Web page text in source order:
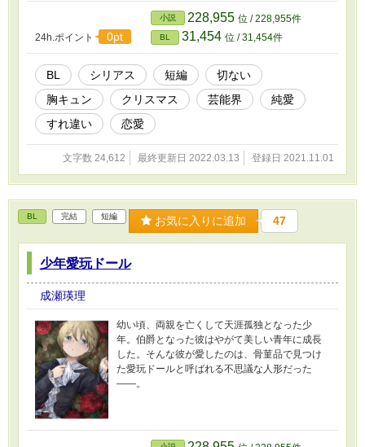
24h.ポイント 0pt
小説 228,955 位 / 228,955件
BL 31,454 位 / 31,454件
BL シリアス 短編
切ない
胸キュン
クリスマス 芸能界
純愛
すれ違い
恋愛
文字数 24,612 最終更新日 2022.03.13 登録日 2021.11.01
BL 完結 短編 お気に入りに追加 47
少年愛玩ドール
成瀬瑛理
幼い頃、両親を亡くして天涯孤独となった少
年。伯爵となった彼はやがて美しい青年に成長
した。そんな彼が愛したのは、骨菫品で見つけ
た愛玩ドールと呼ばれる不思議な人形だった
――。